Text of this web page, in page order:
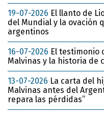
19-07-2026 El llanto de
del Mundial y la ovación
argentinos
16-07-2026 El testimonio
Malvinas y la historia de
13-07-2026 La carta del
Malvinas antes del
repara las pérdidas”